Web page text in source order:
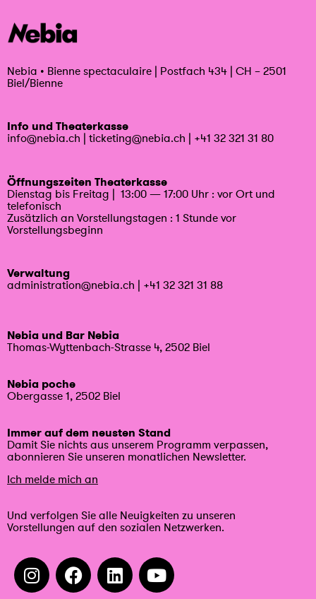
Nebia • Bienne spectaculaire | Postfach 434 | CH – 2501
Biel/Bienne
Info und Theaterkasse
info@nebia.ch | ticketing@nebia.ch | +41 32 321 31 80
Öffnungszeiten Theaterkasse
Dienstag bis Freitag | 13:00 — 17:00 Uhr : vor Ort und
telefonisch
Zusätzlich an Vorstellungstagen : 1 Stunde vor
Vorstellungsbeginn
Verwaltung
administration@nebia.ch | +41 32 321 31 88
Nebia und Bar Nebia
Thomas-Wyttenbach-Strasse 4, 2502 Biel
Nebia poche
Obergasse 1, 2502 Biel
Immer auf dem neusten Stand
Damit Sie nichts aus unserem Programm verpassen,
abonnieren Sie unseren monatlichen Newsletter.
Ich melde mich an
Und verfolgen Sie alle Neuigkeiten zu unseren
Vorstellungen auf den sozialen Netzwerken.